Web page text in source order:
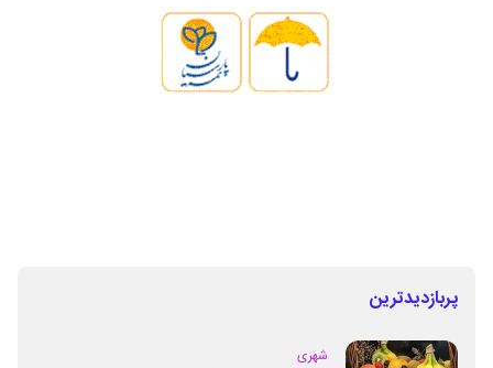
پربازدیدترین
شهری